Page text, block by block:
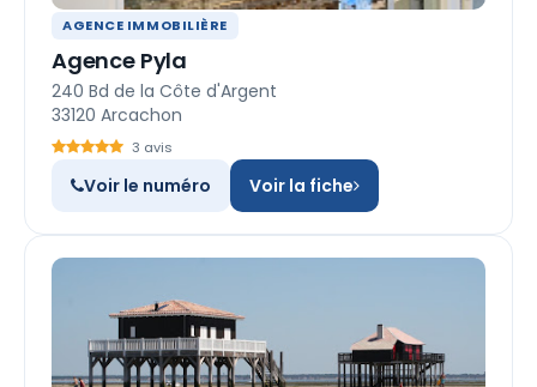
AGENCE IMMOBILIÈRE
Agence Pyla
240 Bd de la Côte d'Argent
33120 Arcachon
3 avis
Voir le numéro Voir la fiche